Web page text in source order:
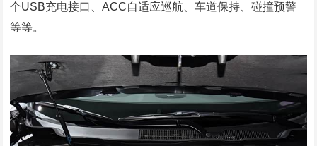
个USB充电接口、ACC自适应巡航、车道保持、碰撞预警
等等。